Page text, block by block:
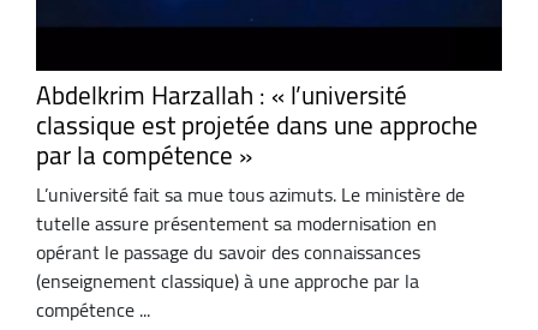
Abdelkrim Harzallah : « l’université
classique est projetée dans une approche
par la compétence »
L’université fait sa mue tous azimuts. Le ministère de
tutelle assure présentement sa modernisation en
opérant le passage du savoir des connaissances
(enseignement classique) à une approche par la
compétence ...